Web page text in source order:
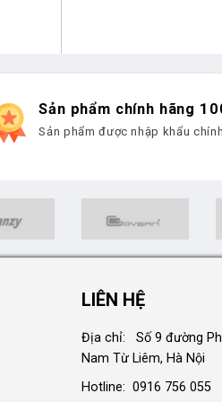
Sản phẩm chính hãng
Sản phẩm được nhập khẩu
LIÊN HỆ
Địa chỉ: Số 9 đường
Nam Từ Liêm, Hà Nội
Hotline: 0916 756 055